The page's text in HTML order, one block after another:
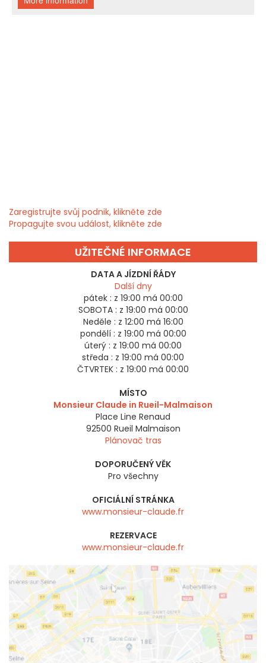
Zaregistrujte svůj podnik, klikněte zde
Propagujte svou událost, klikněte zde
UŽITEČNÉ INFORMACE
DATA A JÍZDNÍ ŘÁDY
Další dny
pátek : z 19:00 má 00:00
SOBOTA : z 19:00 má 00:00
Neděle : z 12:00 má 16:00
pondělí : z 19:00 má 00:00
úterý : z 19:00 má 00:00
středa : z 19:00 má 00:00
ČTVRTEK : z 19:00 má 00:00
MÍSTO
Monsieur Claude in Rueil-Malmaison
Place Line Renaud
92500 Rueil Malmaison
Plánovač tras
DOPORUČENÝ VĚK
Pro všechny
OFICIÁLNÍ STRÁNKA
www.monsieur-claude.fr
REZERVACE
www.monsieur-claude.fr